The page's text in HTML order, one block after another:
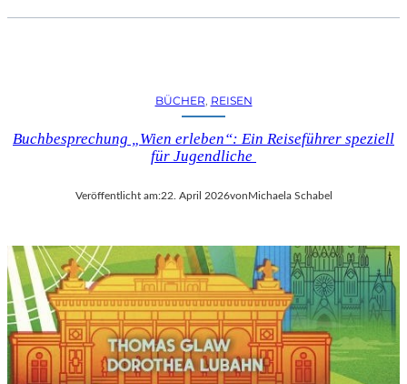
BÜCHER, REISEN
Buchbesprechung „Wien erleben“: Ein Reiseführer speziell
für Jugendliche
Veröffentlicht am:22. April 2026von Michaela Schabel